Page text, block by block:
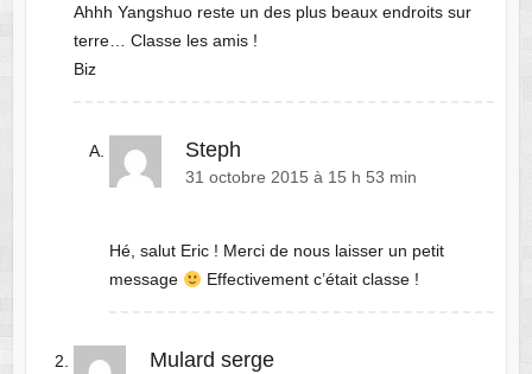
Ahhh Yangshuo reste un des plus beaux endroits sur
terre… Classe les amis !
Biz
Steph
31 octobre 2015 à 15 h 53 min
Hé, salut Eric ! Merci de nous laisser un petit
message
Effectivement c’était classe !
Mulard serge